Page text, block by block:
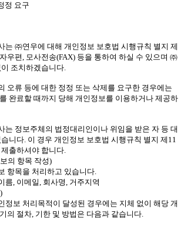
정 요구
㈜연우에 대해 개인정보 보호법 시행규칙 별지 제
우편, 모사전송(FAX) 등을 통하여 하실 수 있으며 ㈜
조치하겠습니다.
오류 등에 대한 정정 또는 삭제를 요구한 경우에는
완료할 때까지 당해 개인정보를 이용하거나 제공하
정보주체의 법정대리인이나 위임을 받은 자 등 대
니다. 이 경우 개인정보 보호법 시행규칙 별지 제11
출하셔야 합니다.
의 항목 작성)
항목을 처리하고 있습니다.
름, 이메일, 회사명, 거주지역
정보 처리목적이 달성된 경우에는 지체 없이 해당 개
의 절차, 기한 및 방법은 다음과 같습니다.